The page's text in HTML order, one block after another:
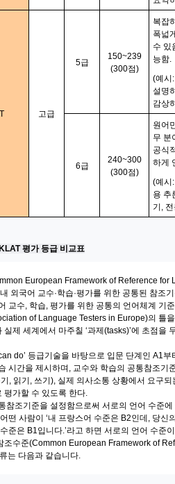
고급
5급
150~239
(300점)
복잡
폭넓
수 있
능함.
(예시
설명
감상
6급
240~300
(300점)
원어
무 분
공식
하게
(예시
용 추
기,
평가 등급 비교표
European Framework of Reference
외국어 교수·학습·평가를 위한 공통된 참조
교수, 학습, 평가를 위한 공통의 언어체계 기
of Language Testers in Europe)의 틀
실제 세계에서 마주칠 ‘과제(tasks)’에 초점을
do’ 등급기술을 바탕으로 입문 단계인 A1
시간을 제시하며, 교수와 학습의 공통참조기
, 읽기, 쓰기), 실제 의사소통 상황에서 요구
평가할 수 있도록 한다.
참조기준을 설정함으로써 서로의 언어 수준
떤 사람이 ‘내 프랑스어 수준은 B2인데, 당신
준은 B1입니다.’라고 하면 서로의 언어 수준
조수준(Common European Framework of
는 다음과 같습니다.